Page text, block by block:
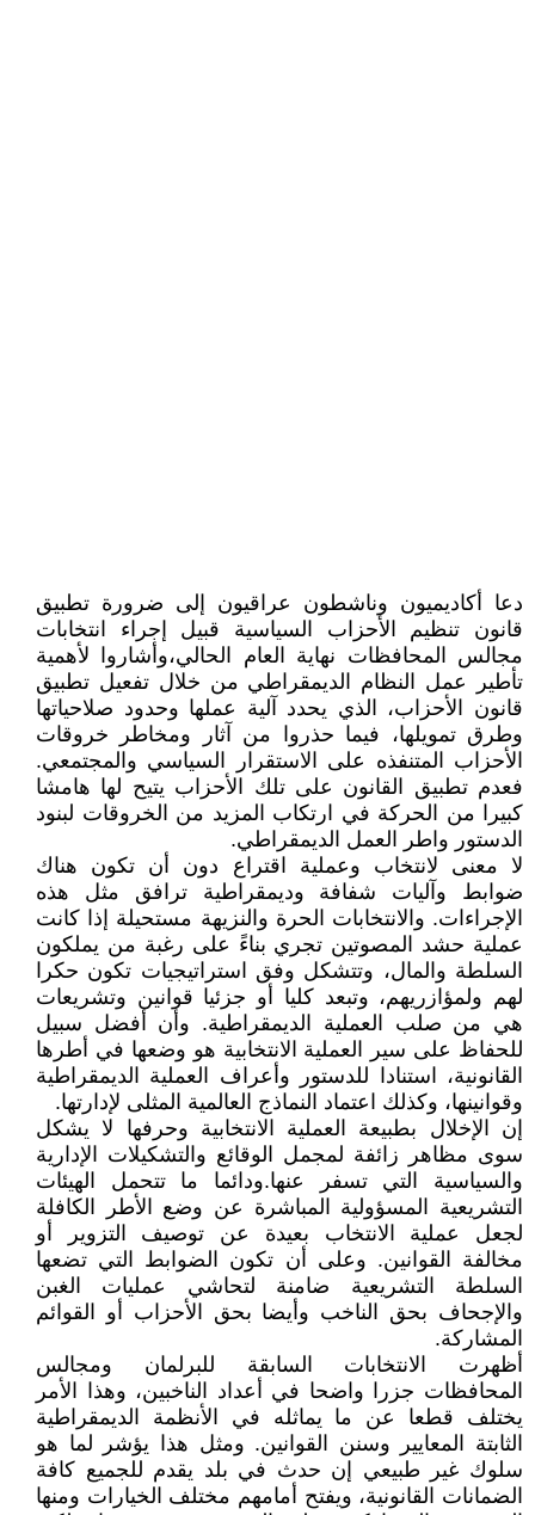
دعا أكاديميون وناشطون عراقيون إلى ضرورة تطبيق
قانون تنظيم الأحزاب السياسية قبيل إجراء انتخابات
مجالس المحافظات نهاية العام الحالي،وأشاروا لأهمية
تأطير عمل النظام الديمقراطي من خلال تفعيل تطبيق
قانون الأحزاب، الذي يحدد آلية عملها وحدود صلاحياتها
وطرق تمويلها، فيما حذروا من آثار ومخاطر خروقات
الأحزاب المتنفذه على الاستقرار السياسي والمجتمعي.
فعدم تطبيق القانون على تلك الأحزاب يتيح لها هامشا
كبيرا من الحركة في ارتكاب المزيد من الخروقات لبنود
الدستور واطر العمل الديمقراطي.
لا معنى لانتخاب وعملية اقتراع دون أن تكون هناك
ضوابط وآليات شفافة وديمقراطية ترافق مثل هذه
الإجراءات. والانتخابات الحرة والنزيهة مستحيلة إذا كانت
عملية حشد المصوتين تجري بناءً على رغبة من يملكون
السلطة والمال، وتتشكل وفق استراتيجيات تكون حكرا
لهم ولمؤازريهم، وتبعد كليا أو جزئيا قوانين وتشريعات
هي من صلب العملية الديمقراطية. وأن أفضل سبيل
للحفاظ على سير العملية الانتخابية هو وضعها في أطرها
القانونية، استنادا للدستور وأعراف العملية الديمقراطية
وقوانينها، وكذلك اعتماد النماذج العالمية المثلى لإدارتها.
إن الإخلال بطبيعة العملية الانتخابية وحرفها لا يشكل
سوى مظاهر زائفة لمجمل الوقائع والتشكيلات الإدارية
والسياسية التي تسفر عنها.ودائما ما تتحمل الهيئات
التشريعية المسؤولية المباشرة عن وضع الأطر الكافلة
لجعل عملية الانتخاب بعيدة عن توصيف التزوير أو
مخالفة القوانين. وعلى أن تكون الضوابط التي تضعها
السلطة التشريعية ضامنة لتحاشي عمليات الغبن
والإجحاف بحق الناخب وأيضا بحق الأحزاب أو القوائم
المشاركة.
أظهرت الانتخابات السابقة للبرلمان ومجالس
المحافظات جزرا واضحا في أعداد الناخبين، وهذا الأمر
يختلف قطعا عن ما يماثله في الأنظمة الديمقراطية
الثابتة المعايير وسنن القوانين. ومثل هذا يؤشر لما هو
سلوك غير طبيعي إن حدث في بلد يقدم للجميع كافة
الضمانات القانونية، ويفتح أمامهم مختلف الخيارات ومنها